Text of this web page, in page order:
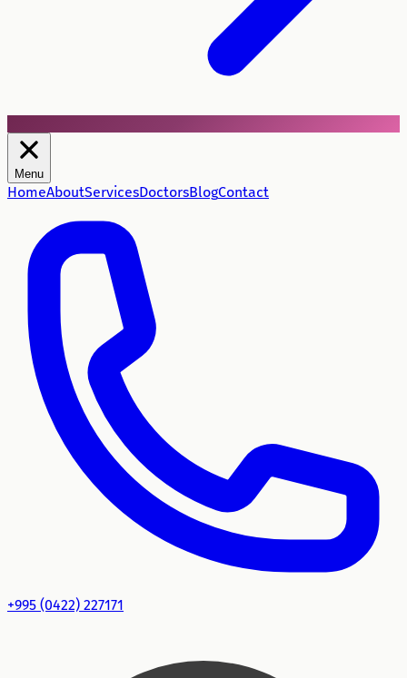
Menu
HomeAboutServicesDoctorsBlogContact
+995 (0422) 227171